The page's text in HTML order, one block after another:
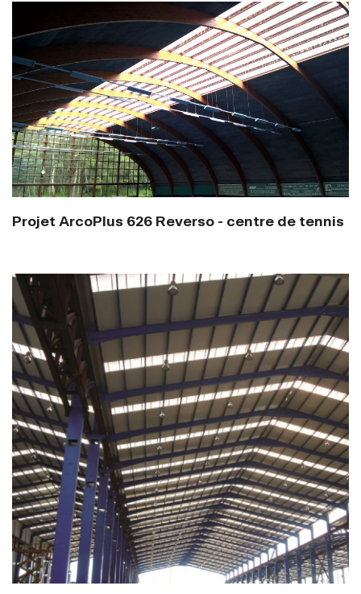
Projet ArcoPlus 626 Reverso - centre de tennis